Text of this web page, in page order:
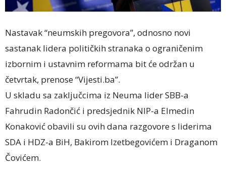
Nastavak “neumskih pregovora”, odnosno novi
sastanak lidera političkih stranaka o ograničenim
izbornim i ustavnim reformama bit će održan u
četvrtak, prenose “Vijesti.ba”.
U skladu sa zaključcima iz Neuma lider SBB-a
Fahrudin Radončić i predsjednik NIP-a Elmedin
Konaković obavili su ovih dana razgovore s liderima
SDA i HDZ-a BiH, Bakirom Izetbegovićem i Draganom
Čovićem.